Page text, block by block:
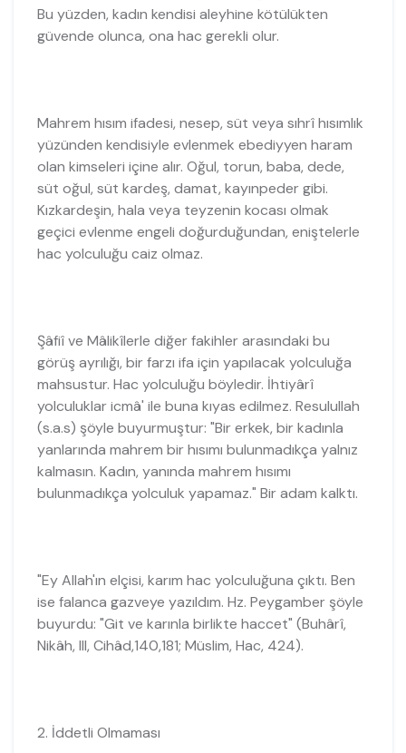
Bu yüzden, kadın kendisi aleyhine kötülükten
güvende olunca, ona hac gerekli olur.
Mahrem hısım ifadesi, nesep, süt veya sıhrî hısımlık
yüzünden kendisiyle evlenmek ebediyyen haram
olan kimseleri içine alır. Oğul, torun, baba, dede,
süt oğul, süt kardeş, damat, kayınpeder gibi.
Kızkardeşin, hala veya teyzenin kocası olmak
geçici evlenme engeli doğurduğundan, eniştelerle
hac yolculuğu caiz olmaz.
Şâfiî ve Mâlikîlerle diğer fakihler arasındaki bu
görüş ayrılığı, bir farzı ifa için yapılacak yolculuğa
mahsustur. Hac yolculuğu böyledir. İhtiyârî
yolculuklar icmâ' ile buna kıyas edilmez. Resulullah
(s.a.s) şöyle buyurmuştur: "Bir erkek, bir kadınla
yanlarında mahrem bir hısımı bulunmadıkça yalnız
kalmasın. Kadın, yanında mahrem hısımı
bulunmadıkça yolculuk yapamaz." Bir adam kalktı.
"Ey Allah'ın elçisi, karım hac yolculuğuna çıktı. Ben
ise falanca gazveye yazıldım. Hz. Peygamber şöyle
buyurdu: "Git ve karınla birlikte haccet" (Buhârî,
Nikâh, III, Cihâd,140,181; Müslim, Hac, 424).
2. İddetli Olmaması